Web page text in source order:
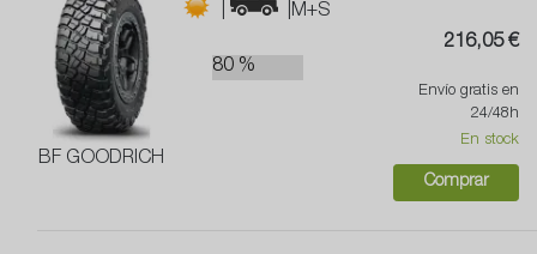
BF GOODRICH
| |M+S
80 %
216,05 €
Envío gratis en
24/48h
En stock
Comprar